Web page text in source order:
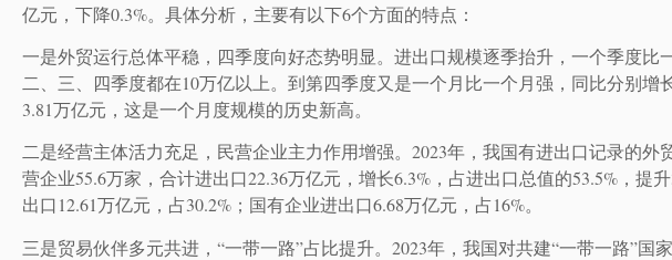
亿元，下降0.3%。具体分析，主要有以下6个方面的特点：
一是外贸运行总体平稳，四季度向好态势明显。进出口规模逐季抬升，一个季度比
二、三、四季度都在10万亿以上。到第四季度又是一个月比一个月强，同比分别增
3.81万亿元，这是一个月度规模的历史新高。
二是经营主体活力充足，民营企业主力作用增强。2023年，我国有进出口记录的外
营企业55.6万家，合计进出口22.36万亿元，增长6.3%，占进出口总值的53.5%，提
出口12.61万亿元，占30.2%；国有企业进出口6.68万亿元，占16%。
三是贸易伙伴多元共进，“一带一路”占比提升。2023年，我国对共建“一带一路”国